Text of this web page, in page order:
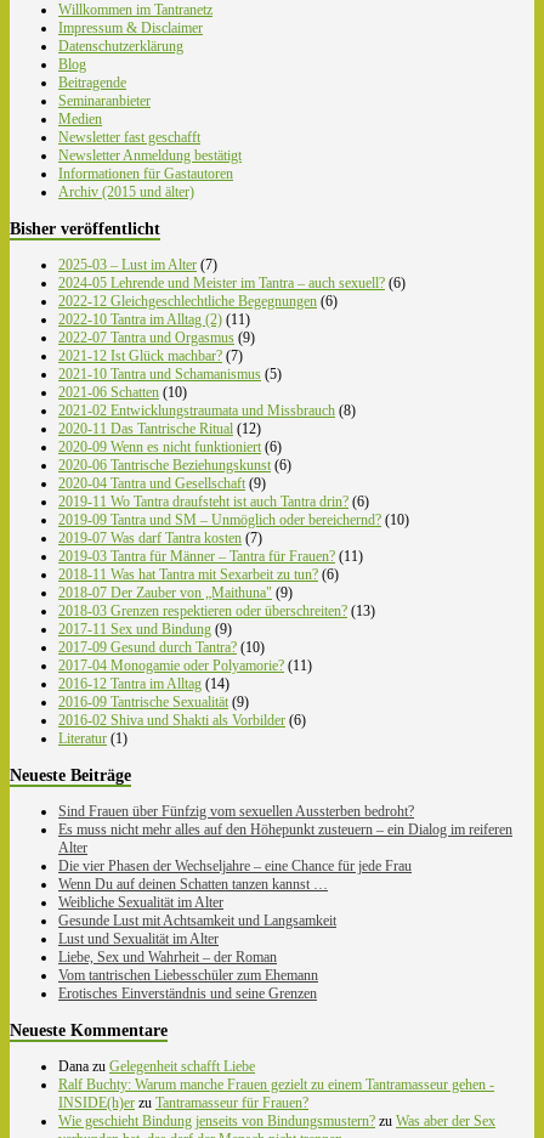
Willkommen im Tantranetz
Impressum & Disclaimer
Datenschutzerklärung
Blog
Beitragende
Seminaranbieter
Medien
Newsletter fast geschafft
Newsletter Anmeldung bestätigt
Informationen für Gastautoren
Archiv (2015 und älter)
Bisher veröffentlicht
2025-03 – Lust im Alter (7)
2024-05 Lehrende und Meister im Tantra – auch sexuell? (6)
2022-12 Gleichgeschlechtliche Begegnungen (6)
2022-10 Tantra im Alltag (2) (11)
2022-07 Tantra und Orgasmus (9)
2021-12 Ist Glück machbar? (7)
2021-10 Tantra und Schamanismus (5)
2021-06 Schatten (10)
2021-02 Entwicklungstraumata und Missbrauch (8)
2020-11 Das Tantrische Ritual (12)
2020-09 Wenn es nicht funktioniert (6)
2020-06 Tantrische Beziehungskunst (6)
2020-04 Tantra und Gesellschaft (9)
2019-11 Wo Tantra draufsteht ist auch Tantra drin? (6)
2019-09 Tantra und SM – Unmöglich oder bereichernd? (10)
2019-07 Was darf Tantra kosten (7)
2019-03 Tantra für Männer – Tantra für Frauen? (11)
2018-11 Was hat Tantra mit Sexarbeit zu tun? (6)
2018-07 Der Zauber von „Maithuna" (9)
2018-03 Grenzen respektieren oder überschreiten? (13)
2017-11 Sex und Bindung (9)
2017-09 Gesund durch Tantra? (10)
2017-04 Monogamie oder Polyamorie? (11)
2016-12 Tantra im Alltag (14)
2016-09 Tantrische Sexualität (9)
2016-02 Shiva und Shakti als Vorbilder (6)
Literatur (1)
Neueste Beiträge
Sind Frauen über Fünfzig vom sexuellen Aussterben bedroht?
Es muss nicht mehr alles auf den Höhepunkt zusteuern – ein Dialog im reiferen
Alter
Die vier Phasen der Wechseljahre – eine Chance für jede Frau
Wenn Du auf deinen Schatten tanzen kannst …
Weibliche Sexualität im Alter
Gesunde Lust mit Achtsamkeit und Langsamkeit
Lust und Sexualität im Alter
Liebe, Sex und Wahrheit – der Roman
Vom tantrischen Liebesschüler zum Ehemann
Erotisches Einverständnis und seine Grenzen
Neueste Kommentare
Dana zu Gelegenheit schafft Liebe
Ralf Buchty: Warum manche Frauen gezielt zu einem Tantramasseur gehen -
INSIDE(h)er zu Tantramasseur für Frauen?
Wie geschieht Bindung jenseits von Bindungsmustern? zu Was aber der Sex